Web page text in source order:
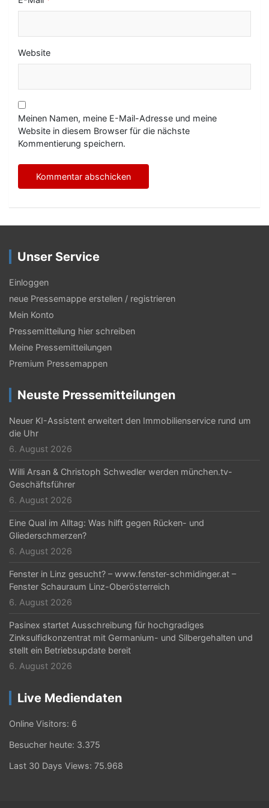
Website
Meinen Namen, meine E-Mail-Adresse und meine
Website in diesem Browser für die nächste
Kommentierung speichern.
Unser Service
Einloggen
neue Pressemappe erstellen / registrieren
Mein Konto
Pressemitteilung hier schreiben
Meine Pressemitteilungen
Premium Pressemappen
Neuste Pressemitteilungen
Neuer KI-Assistent erweitert den Immobilienservice rund um
die Uhr
6. August 2026
Willi Arsan & Christoph Schwedler werden münchen.tv-
Geschäftsführer
6. August 2026
Eine Qual im Alltag: Was hilft gegen Rücken- und
Gliederschmerzen?
6. August 2026
Fenster in Linz gesucht? – www.fenster-schmidinger.at –
Fenster Schauraum Linz-Oberösterreich
6. August 2026
Pasinex startet Ausschreibung für hochgradiges
Zinksulfidkonzentrat mit Germanium- und Silbergehalten und
stellt ein Betriebsupdate bereit
6. August 2026
Live Mediendaten
Online Visitors: 6
Besucher heute: 3.375
Last 30 Days Views: 75.968